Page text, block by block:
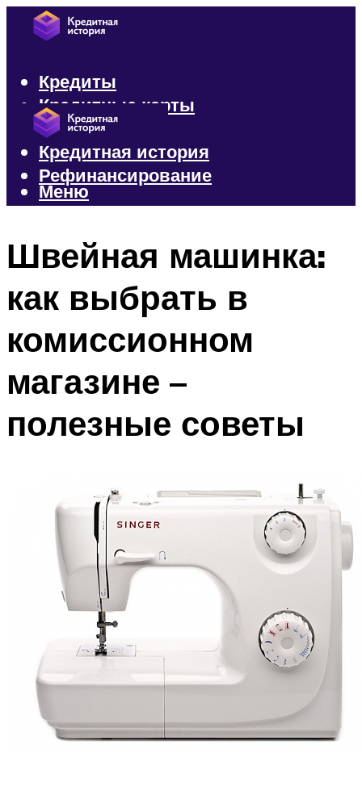
Кредиты
Кредитные карты
Микрозаймы
Кредитная история
Рефинансирование
Меню
Швейная машинка:
как выбрать в
комиссионном
магазине –
полезные советы